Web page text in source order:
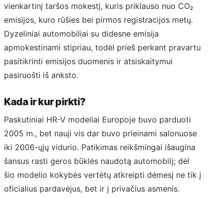
vienkartinį taršos mokestį, kuris priklauso nuo CO₂
emisijos, kuro rūšies bei pirmos registracijos metų.
Dyzeliniai automobiliai su didesne emisija
apmokestinami stipriau, todėl prieš perkant pravartu
pasitikrinti emisijos duomenis ir atsiskaitymui
pasiruošti iš anksto.
Kada ir kur pirkti?
Paskutiniai HR-V modeliai Europoje buvo parduoti
2005 m., bet nauji vis dar buvo prieinami salonuose
iki 2006-ųjų vidurio. Patikimas reikšmingai išaugina
šansus rasti geros būklės naudotą automobilį; dėl
šio modelio kokybės vertėtų atkreipti dėmesį ne tik į
oficialius pardavėjus, bet ir į privačius asmenis.